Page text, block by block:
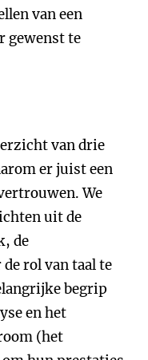
van een
gewenst te
van drie
er juist een
We
uit de
de
rol van taal te
begrip
en het
(het